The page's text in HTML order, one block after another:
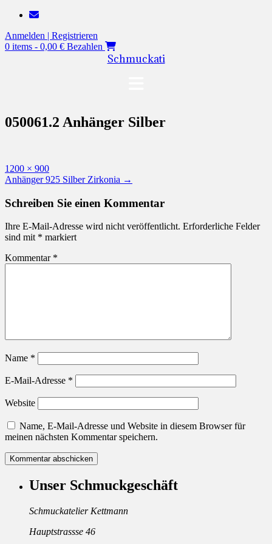
Zum
springen
Anmelden | Registrieren
0 items - 0,00 € Bezahlen
Schmuckati
050061.2 Anhänger Silber
Originalgröße
1200 × 900
Beitragsnavigation
Anhänger 925 Silber Zirkonia →
Schreiben Sie einen Kommentar
Ihre E-Mail-Adresse wird nicht veröffentlicht. Erforderliche Felder
sind mit * markiert
Kommentar *
Name *
E-Mail-Adresse *
Website
Name, E-Mail-Adresse und Website in diesem Browser für
meinen nächsten Kommentar speichern.
Unser Schmuckgeschäft
Schmuckatelier Kettmann
Hauptstrassse 46